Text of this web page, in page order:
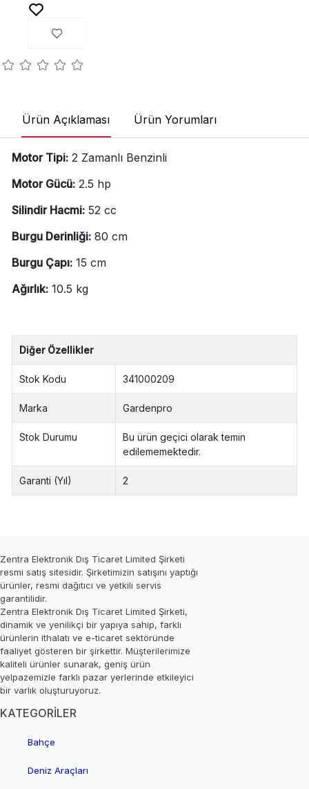
Ürün Açıklaması Ürün Yorumları
Motor Tipi:2 Zamanlı Benzinli
Motor Gücü:2.5 hp
Silindir Hacmi:52 cc
Burgu Derinliği:80 cm
Burgu Çapı:15 cm
Ağırlık:10.5 kg
Diğer Özellikler
Stok Kodu 341000209
Marka Gardenpro
Stok Durumu
Bu ürün geçici olarak temin
edilememektedir.
Garanti (Yıl) 2
Zentra Elektronik Dış Ticaret Limited Şirketi
resmi satış sitesidir. Şirketimizin satışını yaptığı
ürünler, resmi dağıtıcı ve yetkili servis
garantilidir.
Zentra Elektronik Dış Ticaret Limited Şirketi,
dinamik ve yenilikçi bir yapıya sahip, farklı
ürünlerin ithalatı ve e-ticaret sektöründe
faaliyet gösteren bir şirkettir. Müşterilerimize
kaliteli ürünler sunarak, geniş ürün
yelpazemizle farklı pazar yerlerinde etkileyici
bir varlık oluşturuyoruz.
KATEGORİLER
Bahçe
Deniz Araçları